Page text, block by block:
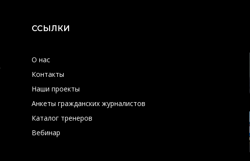
ССЫЛКИ
О нас
Контакты
Наши проекты
Анкеты гражданских журналистов
Каталог тренеров
Вебинар